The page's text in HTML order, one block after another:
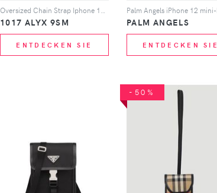
1017 ALYX 9SM
ENTDECKEN SIE
PALM ANGELS
ENTDECKEN SIE
-50%